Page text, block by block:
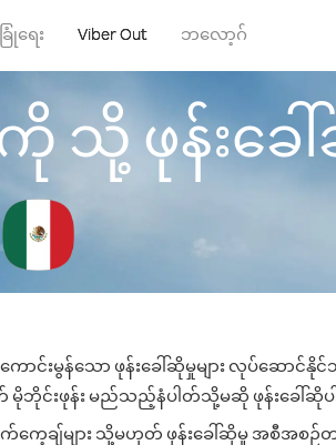
ရေး Viber Out ဘလော့ဂ်
ဖုန်းခေ
းမွန်သော ဖုန်းခေါ်ဆိုမှုများ လုပ်ဆောင်နို
မိုဘိုင်းဖုန်း မည်သည့်နံပါတ်သို့မဆို ဖုန်းခေါ်ဆိုပ
ကေ့ချ်များ သို့မဟုတ် ဖုန်းခေါ်ဆိုမှု အစီအစ